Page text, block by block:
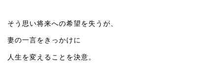
そう思い将来への希望を失うが、
妻の一言をきっかけに
人生を変えることを決意。